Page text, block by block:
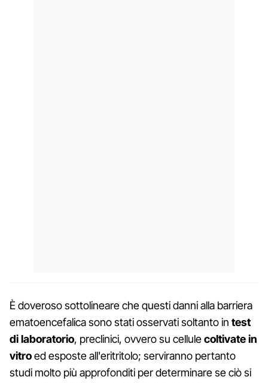
È doveroso sottolineare che questi danni alla barriera
ematoencefalica sono stati osservati soltanto in test
di laboratorio, preclinici, ovvero su cellulecoltivate in
vitroed esposte all'eritritolo; serviranno pertanto
studi molto più approfonditi per determinare se ciò si